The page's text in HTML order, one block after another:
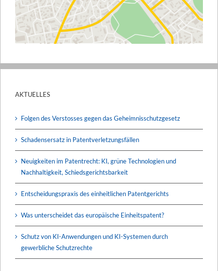
AKTUELLES
Folgen des Verstosses gegen das Geheimnisschutzgesetz
Schadensersatz in Patentverletzungsfällen
Neuigkeiten im Patentrecht: KI, grüne Technologien und
Nachhaltigkeit, Schiedsgerichtsbarkeit
Entscheidungspraxis des einheitlichen Patentgerichts
Was unterscheidet das europäische Einheitspatent?
Schutz von KI-Anwendungen und KI-Systemen durch
gewerbliche Schutzrechte